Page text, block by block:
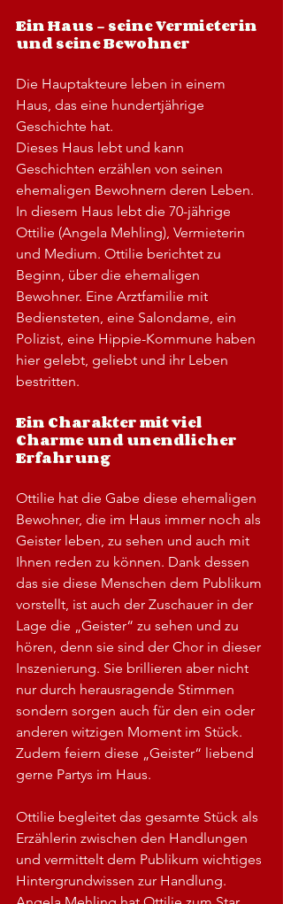
Ein Haus – seine Vermieterin
und seine Bewohner
Die Hauptakteure leben in einem
Haus, das eine hundertjährige
Geschichte hat.
Dieses Haus lebt und kann
Geschichten erzählen von seinen
ehemaligen Bewohnern deren Leben.
In diesem Haus lebt die 70-jährige
Ottilie (Angela Mehling), Vermieterin
und Medium. Ottilie berichtet zu
Beginn, über die ehemaligen
Bewohner. Eine Arztfamilie mit
Bediensteten, eine Salondame, ein
Polizist, eine Hippie-Kommune haben
hier gelebt, geliebt und ihr Leben
bestritten.
Ein Charakter mit viel
Charme und unendlicher
Erfahrung
Ottilie hat die Gabe diese ehemaligen
Bewohner, die im Haus immer noch als
Geister leben, zu sehen und auch mit
Ihnen reden zu können. Dank dessen
das sie diese Menschen dem Publikum
vorstellt, ist auch der Zuschauer in der
Lage die „Geister“ zu sehen und zu
hören, denn sie sind der Chor in dieser
Inszenierung. Sie brillieren aber nicht
nur durch herausragende Stimmen
sondern sorgen auch für den ein oder
anderen witzigen Moment im Stück.
Zudem feiern diese „Geister“ liebend
gerne Partys im Haus.
Ottilie begleitet das gesamte Stück als
Erzählerin zwischen den Handlungen
und vermittelt dem Publikum wichtiges
Hintergrundwissen zur Handlung.